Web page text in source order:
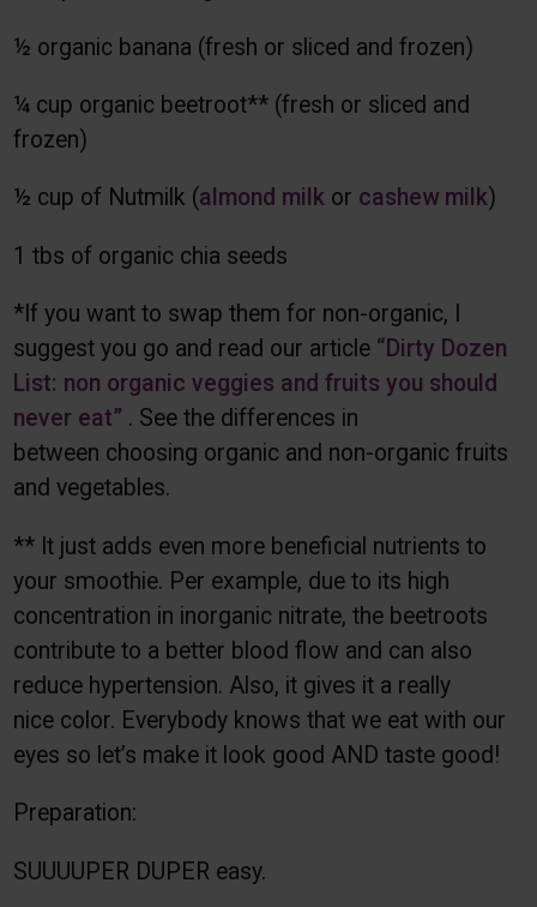
½ organic banana (fresh or sliced and frozen)
¼ cup organic beetroot** (fresh or sliced and
frozen)
½ cup of Nutmilk (almond milkor cashew milk)
1 tbs of organic chia seeds
*If you want to swap them for non-organic, I
suggest you go and read our article “Dirty Dozen
List: non organic veggies and fruits you should
never eat” . See the differences in
between choosing organic and non-organic fruits
and vegetables.
** It just adds even more beneficial nutrients to
your smoothie. Per example, due to its high
concentration in inorganic nitrate, the beetroots
contribute to a better blood flow and can also
reduce hypertension. Also, it gives it a really
nice color. Everybody knows that we eat with our
eyes so let’s make it look good AND taste good!
Preparation:
SUUUUPER DUPER easy.